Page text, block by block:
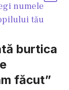
numele
tău
burtica
făcut”